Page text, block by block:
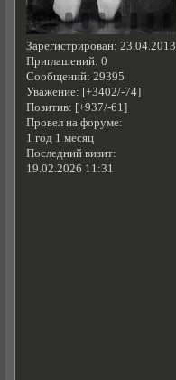
Зарегистрирован: 23.04.2013
Приглашений: 0
Сообщений: 29395
Уважение: [+3402/-74]
Позитив: [+937/-61]
Провел на форуме:
1 год 1 месяц
Последний визит:
19.02.2026 11:31